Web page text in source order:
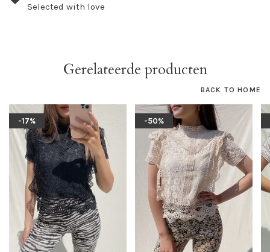
Selected with love
Gerelateerde producten
BACK TO HOME
-17% -50%